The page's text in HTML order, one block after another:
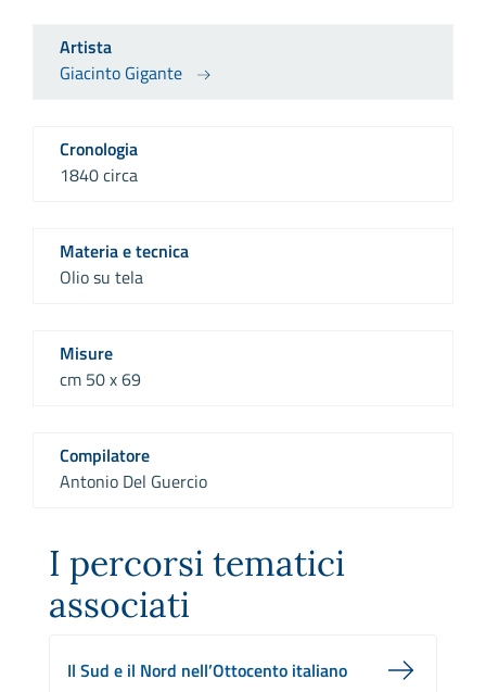
Artista
Giacinto Gigante
Cronologia
1840 circa
Materia e tecnica
Olio su tela
Misure
cm 50 x 69
Compilatore
Antonio Del Guercio
I percorsi tematici
associati
Il Sud e il Nord nell’Ottocento italiano